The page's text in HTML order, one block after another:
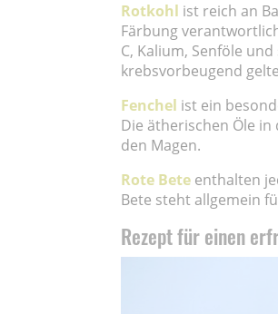
Rotkohl ist reich an
Färbung
C, Kalium, Senföle
krebsvorbeugend
Fenchel ist ein
Die ätherischen Öle
den Magen.
Rote Beteenthalten
Bete steht allgemein
Rezept für einen